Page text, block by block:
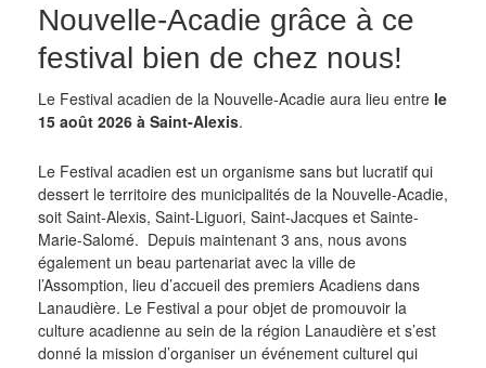
Nouvelle-Acadie grâce à ce
festival bien de chez nous!
Le Festival acadien de la Nouvelle-Acadie aura lieu entre le
15 août 2026 à Saint-Alexis.
Le Festival acadien est un organisme sans but lucratif qui
dessert le territoire des municipalités de la Nouvelle-Acadie,
soit Saint-Alexis, Saint-Liguori, Saint-Jacques et Sainte-
Marie-Salomé. Depuis maintenant 3 ans, nous avons
également un beau partenariat avec la ville de
l’Assomption, lieu d’accueil des premiers Acadiens dans
Lanaudière. Le Festival a pour objet de promouvoir la
culture acadienne au sein de la région Lanaudière et s’est
donné la mission d’organiser un événement culturel qui